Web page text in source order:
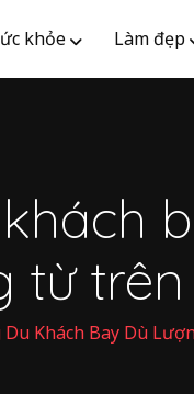
khỏe Làm đẹp
từ
Du Khách Bay Dù